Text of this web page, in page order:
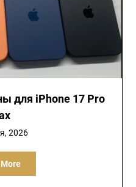
для iPhone 17 Pro
2026